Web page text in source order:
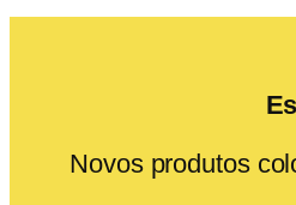
Novos produtos